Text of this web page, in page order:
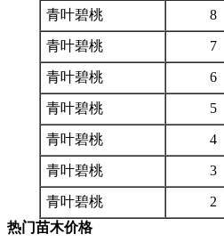
青叶碧桃 8
青叶碧桃 7
青叶碧桃 6
青叶碧桃 5
青叶碧桃 4
青叶碧桃 3
青叶碧桃 2
热门苗木价格